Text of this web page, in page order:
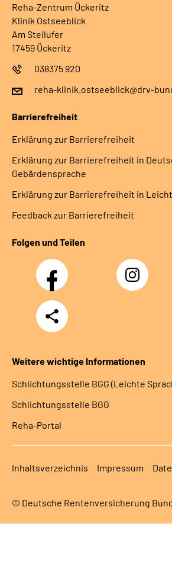
Reha-Zentrum Ückeritz
Klinik Ostseeblick
Am Steilufer
17459 Ückeritz
038375 920
reha-klinik.ostseeblick@drv-
Barrierefreiheit
Erklärung zur Barrierefreiheit
Erklärung zur Barrierefreiheit in
Gebärdensprache
Erklärung zur Barrierefreiheit in
Feedback zur Barrierefreiheit
Folgen und Teilen
Facebook Instagram
Teilen
Weitere wichtige Informationen
Schlich­tungs­stel­le BGG (Leichte
Schlich­tungs­stel­le BGG
Reha-Portal
Inhaltsverzeichnis Impressum
© Deutsche Rentenversicherung